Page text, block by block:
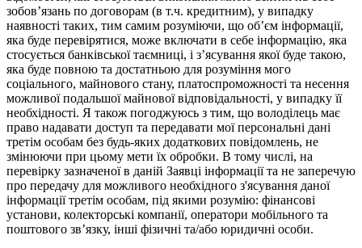
зобов’язань по договорам (в т.ч. кредитним), у випадку
наявності таких, тим самим розуміючи, що об’єм інформації,
яка буде перевірятися, може включати в себе інформацію, яка
стосується банківської таємниці, і з’ясування якої буде такою,
яка буде повною та достатньою для розуміння мого
соціального, майнового стану, платоспроможності та несення
можливої подальшої майнової відповідальності, у випадку її
необхідності. Я також погоджуюсь з тим, що володілець має
право надавати доступ та передавати мої персональні дані
третім особам без будь-яких додаткових повідомлень, не
змінюючи при цьому мети їх обробки. В тому числі, на
перевірку зазначеної в даній Заявці інформації та не заперечую
про передачу для можливого необхідного з'ясування даної
інформації третім особам, під якими розумію: фінансові
установи, колекторські компанії, оператори мобільного та
поштового зв’язку, інші фізичні та/або юридичні особи.